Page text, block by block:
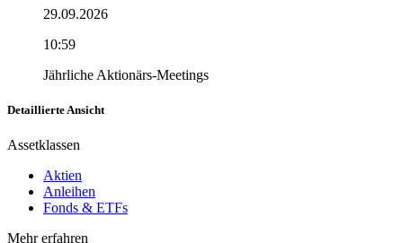
29.09.2026
10:59
Jährliche Aktionärs-Meetings
Detaillierte Ansicht
Assetklassen
Aktien
Anleihen
Fonds & ETFs
Mehr erfahren